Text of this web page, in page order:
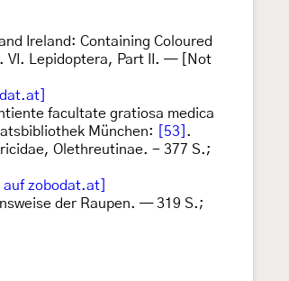
Ireland: Containing Coloured
VI. Lepidoptera, Part II. — [Not
facultate gratiosa medica
München:
[53] .
Olethreutinae. - 377 S.;
auf zobodat.at]
der Raupen. — 319 S.;